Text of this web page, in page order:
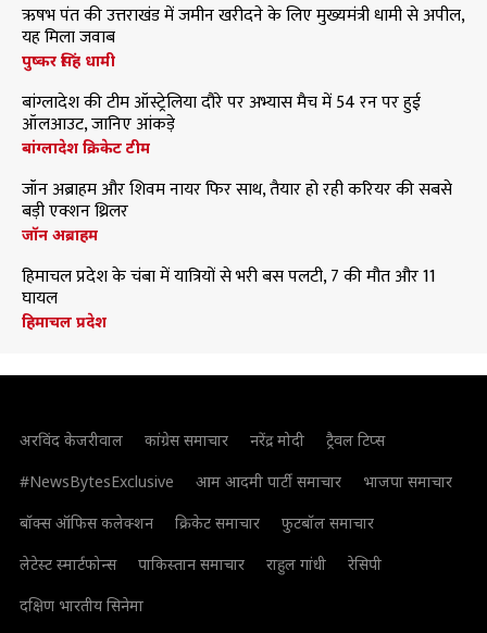
ऋषभ पंत की उत्तराखंड में जमीन खरीदने के लिए मुख्यमंत्री धामी से अपील,
यह मिला जवाब
पुष्कर सिंह धामी
बांग्लादेश की टीम ऑस्ट्रेलिया दौरे पर अभ्यास मैच में 54 रन पर हुई
ऑलआउट, जानिए आंकड़े
बांग्लादेश क्रिकेट टीम
जॉन अब्राहम और शिवम नायर फिर साथ, तैयार हो रही करियर की सबसे
बड़ी एक्शन थ्रिलर
जॉन अब्राहम
हिमाचल प्रदेश के चंबा में यात्रियों से भरी बस पलटी, 7 की मौत और 11
घायल
हिमाचल प्रदेश
अरविंद केजरीवाल कांग्रेस समाचार नरेंद्र मोदी
ट्रैवल टिप्स
#NewsBytesExclusive
आम आदमी पार्टी समाचार
भाजपा समाचार
बॉक्स ऑफिस कलेक्शन
क्रिकेट समाचार
फुटबॉल समाचार
लेटेस्ट स्मार्टफोन्स
पाकिस्तान समाचार राहुल गांधी
रेसिपी
दक्षिण भारतीय सिनेमा